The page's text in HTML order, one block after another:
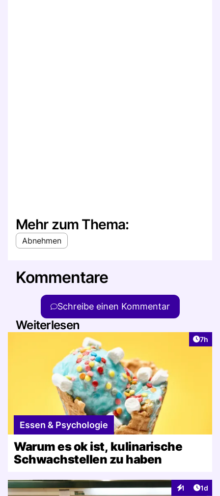
Mehr zum Thema:
Abnehmen
Kommentare
Schreibe einen Kommentar
Weiterlesen
7h
Essen & Psychologie
Warum es ok ist, kulinarische
Schwachstellen zu haben
1
Interaktionen
1d